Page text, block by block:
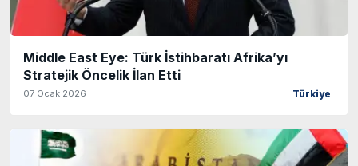
Middle East Eye: Türk İstihbaratı Afrika’yı
Stratejik Öncelik İlan Etti
07 Ocak 2026 Türkiye